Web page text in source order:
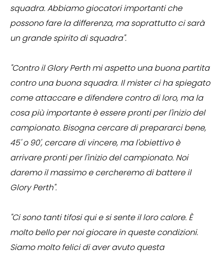
squadra. Abbiamo giocatori importanti che
possono fare la differenza, ma soprattutto ci sarà
un grande spirito di squadra".
"Contro il Glory Perth mi aspetto una buona partita
contro una buona squadra. Il mister ci ha spiegato
come attaccare e difendere contro di loro, ma la
cosa più importante è essere pronti per l'inizio del
campionato. Bisogna cercare di prepararci bene,
45' o 90', cercare di vincere, ma l'obiettivo è
arrivare pronti per l'inizio del campionato. Noi
daremo il massimo e cercheremo di battere il
Glory Perth".
"Ci sono tanti tifosi qui e si sente il loro calore. È
molto bello per noi giocare in queste condizioni.
Siamo molto felici di aver avuto questa